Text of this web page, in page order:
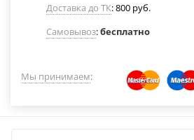
Доставка до ТК: 800 руб.
Самовывоз:бесплатно
Мы принимаем: